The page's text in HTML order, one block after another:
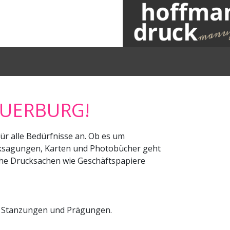
alle Bedürfnisse an. Ob es um
Karten und Photobücher geht
Drucksachen wie Geschäftspapiere
und Prägungen.